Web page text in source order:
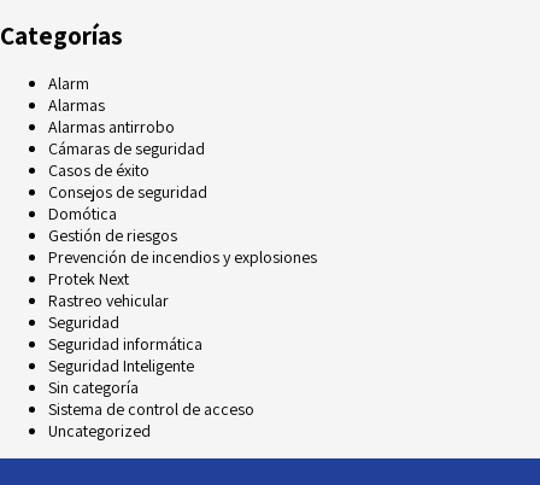
Categorías
Alarm
Alarmas
Alarmas antirrobo
Cámaras de seguridad
Casos de éxito
Consejos de seguridad
Domótica
Gestión de riesgos
Prevención de incendios y explosiones
Protek Next
Rastreo vehicular
Seguridad
Seguridad informática
Seguridad Inteligente
Sin categoría
Sistema de control de acceso
Uncategorized